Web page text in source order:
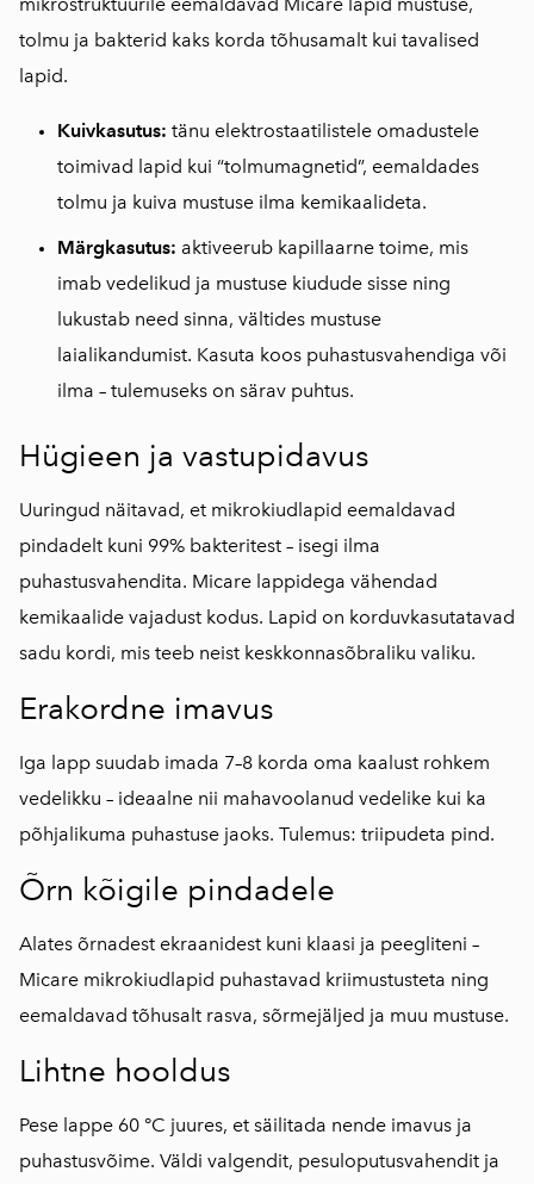
tolmu ja bakterid kaks korda tõhusamalt kui tavalised
lapid.
Kuivkasutus: tänu elektrostaatilistele omadustele
toimivad lapid kui “tolmumagnetid”, eemaldades
tolmu ja kuiva mustuse ilma kemikaalideta.
Märgkasutus: aktiveerub kapillaarne toime, mis
imab vedelikud ja mustuse kiudude sisse ning
lukustab need sinna, vältides mustuse
laialikandumist. Kasuta koos puhastusvahendiga või
ilma – tulemuseks on särav puhtus.
Hügieen ja vastupidavus
Uuringud näitavad, et mikrokiudlapid eemaldavad
pindadelt kuni 99% bakteritest – isegi ilma
puhastusvahendita. Micare lappidega vähendad
kemikaalide vajadust kodus. Lapid on korduvkasutatavad
sadu kordi, mis teeb neist keskkonnasõbraliku valiku.
Erakordne imavus
Iga lapp suudab imada 7–8 korda oma kaalust rohkem
vedelikku – ideaalne nii mahavoolanud vedelike kui ka
põhjalikuma puhastuse jaoks. Tulemus: triipudeta pind.
Õrn kõigile pindadele
Alates õrnadest ekraanidest kuni klaasi ja peegliteni –
Micare mikrokiudlapid puhastavad kriimustusteta ning
eemaldavad tõhusalt rasva, sõrmejäljed ja muu mustuse.
Lihtne hooldus
Pese lappe 60 °C juures, et säilitada nende imavus ja
puhastusvõime. Väldi valgendit, pesuloputusvahendit ja